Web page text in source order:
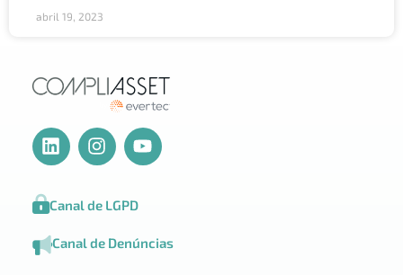
abril 19, 2023
Canal de LGPD
Canal de Denúncias